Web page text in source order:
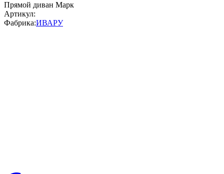
Прямой диван Марк
Артикул:
Фабрика:ИВАРУ